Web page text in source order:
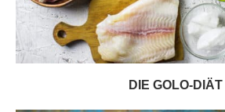
DIE GOLO-DIÄT